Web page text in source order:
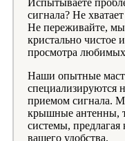
Испытываете
сигнала? Не
Не переживайте, мы
кристально чистое
просмотра любимых
Наши опытные
специализируются
приемом сигнала.
крышные антенны,
системы,
вашего удобства.